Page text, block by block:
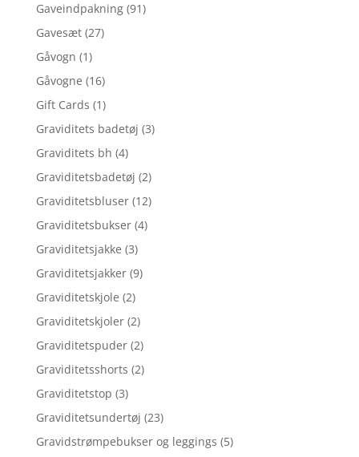
Gaveindpakning (91)
Gavesæt (27)
Gåvogn (1)
Gåvogne (16)
Gift Cards (1)
Graviditets badetøj (3)
Graviditets bh (4)
Graviditetsbadetøj (2)
Graviditetsbluser (12)
Graviditetsbukser (4)
Graviditetsjakke (3)
Graviditetsjakker (9)
Graviditetskjole (2)
Graviditetskjoler (2)
Graviditetspuder (2)
Graviditetsshorts (2)
Graviditetstop (3)
Graviditetsundertøj (23)
Gravidstrømpebukser og leggings (5)